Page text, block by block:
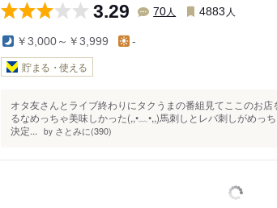
3.29 70人 4883 人
￥3,000～￥3,999 -
貯まる・使える
オタ友さんとライブ終わりにタクうまの番組見てここのお店
るなめっちゃ美味しかった(,,•﹏•,,)馬刺しとレバ刺しがめっ
決定...
by さとみに(390)